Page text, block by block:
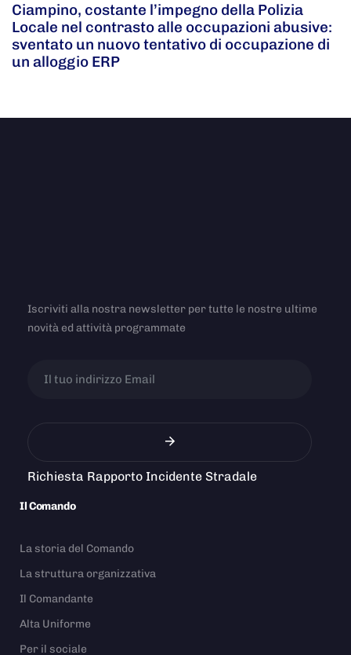
Ciampino, costante l’impegno della Polizia
Locale nel contrasto alle occupazioni abusive:
sventato un nuovo tentativo di occupazione di
un alloggio ERP
Iscriviti alla nostra newsletter per tutte le nostre ultime
novità ed attività programmate
Richiesta Rapporto Incidente Stradale
Il Comando
La storia del Comando
La struttura organizzativa
Il Comandante
Alta Uniforme
Per il sociale